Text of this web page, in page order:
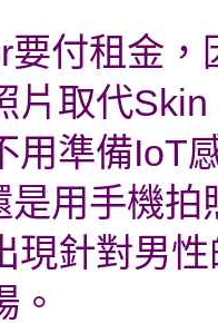
要付租金
片取代
用準備IoT
是用手機
現針對男
。